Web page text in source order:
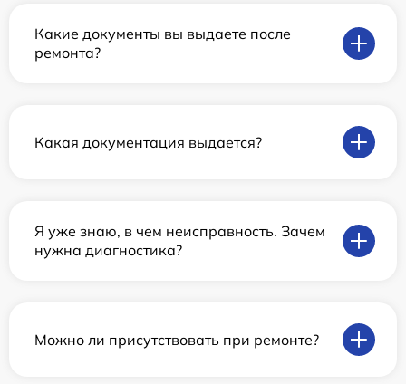
Какие документы вы выдаете после
ремонта?
Какая документация выдается?
Я уже знаю, в чем неисправность. Зачем
нужна диагностика?
Можно ли присутствовать при ремонте?